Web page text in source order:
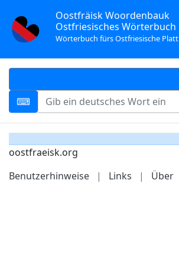
Oostfräisk Woordenbauk
Ostfriesisches Wörterbuch
Wörterbuch fürs Ostfriesische Platt
oostfraeisk.org
Benutzerhinweise
| Links | Über